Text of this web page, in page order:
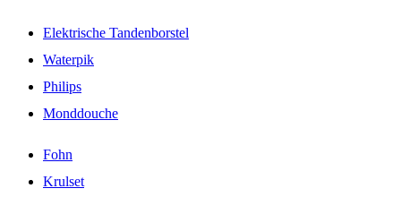
Elektrische Tandenborstel
Waterpik
Philips
Monddouche
Fohn
Krulset